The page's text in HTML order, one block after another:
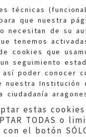
técnicas
que nuestra
necesitan de su
tenemos
cookies que
seguimiento
poder conocer
nuestra Institución
ciudadanía
estas
TODAS o
con el botón
Información
900 210 210